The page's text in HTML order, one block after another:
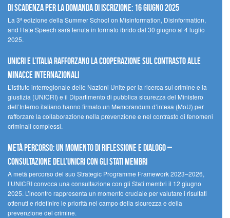
di scadenza per la domanda di iscrizione: 16 giugno 2025
La 3ª edizione della Summer School on Misinformation, Disinformation,
and Hate Speech sarà tenuta in formato ibrido dal 30 giugno al 4 luglio
2025.
UNICRI e l’Italia rafforzano la cooperazione sul contrasto alle
minacce internazionali
L’Istituto interregionale delle Nazioni Unite per la ricerca sul crimine e la
giustizia (UNICRI) e il Dipartimento di pubblica sicurezza del Ministero
dell’Interno italiano hanno firmato un Memorandum d’intesa (MoU) per
rafforzare la collaborazione nella prevenzione e nel contrasto di fenomeni
criminali complessi.
Metà percorso: un momento di riflessione e dialogo –
Consultazione dell’UNICRI con gli Stati membri
A metà percorso del suo Strategic Programme Framework 2023–2026,
l’UNICRI convoca una consultazione con gli Stati membri il 12 giugno
2025. L’incontro rappresenta un momento cruciale per valutare i risultati
ottenuti e ridefinire le priorità nel campo della sicurezza e della
prevenzione del crimine.